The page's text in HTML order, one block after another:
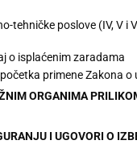
tehničke poslove (IV, V
o isplaćenim zaradama
primene Zakona
ORGANIMA
I UGOVORI O